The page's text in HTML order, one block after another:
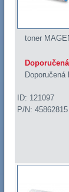
toner
ID: 121097
P/N: 45862815